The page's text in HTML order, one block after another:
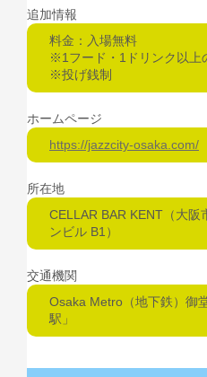
追加情報
料金：入場無料
※1フード・1ドリンク以上
※投げ銭制
ホームページ
https://jazzcity-osaka.com/
所在地
CELLAR BAR KENT（大
ンビル B1）
交通機関
Osaka Metro（地下鉄）御
駅」